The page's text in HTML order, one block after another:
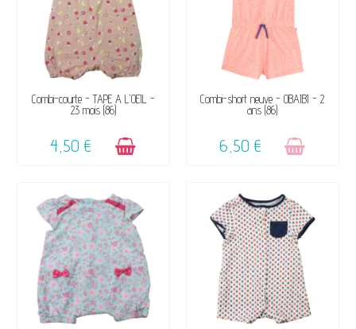
DISPONIBLE
Combi-courte - TAPE A L'OEIL -
23 mois (86)
4,50 €
VENDU, VICTIME DE SON
SUCCÈS ☺
Combi-short neuve - OBAÏBI - 2
ans (86)
6,50 €